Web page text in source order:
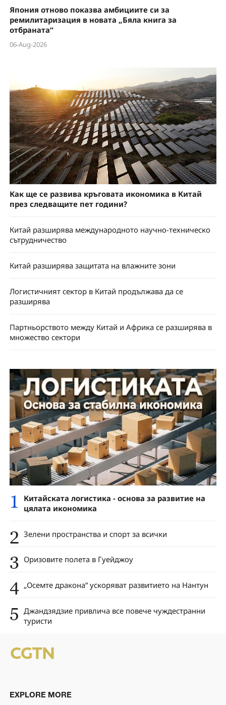
Япония отново показва амбициите си за
ремилитаризация в новата „Бяла книга за
отбраната“
06-Aug-2026
Как ще се развива кръговата икономика в Китай
през следващите пет години?
Китай разширява международното научно-техническо
сътрудничество
Китай разширява защитата на влажните зони
Логистичният сектор в Китай продължава да се
разширява
Партньорството между Китай и Африка се разширява в
множество сектори
1
Китайската логистика - основа за развитие на
цялата икономика
2 Зелени пространства и спорт за всички
3 Оризовите полета в Гуейджоу
4 „Осемте дракона“ ускоряват развитието на Нантун
5 Джандзядзие привлича все повече чуждестранни
туристи
EXPLORE MORE